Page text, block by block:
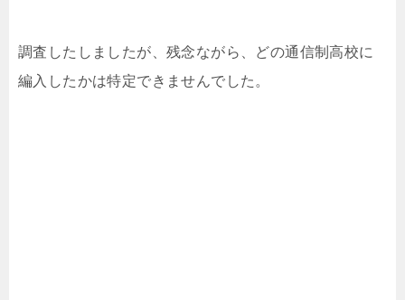
調査したしましたが、残念ながら、どの通信制高校に
編入したかは特定できませんでした。